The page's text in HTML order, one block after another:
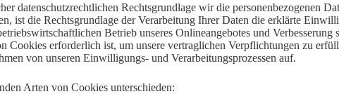
datenschutzrechtlichen Rechtsgrundlage wir die personenbezogenen
die Rechtsgrundlage der Verarbeitung Ihrer Daten die erklärte
Betrieb unseres Onlineangebotes und
erforderlich ist, um unsere vertraglichen Verpflichtungen zu
von unseren Einwilligungs- und Verarbeitungsprozessen auf.
Arten von Cookies unterschieden: